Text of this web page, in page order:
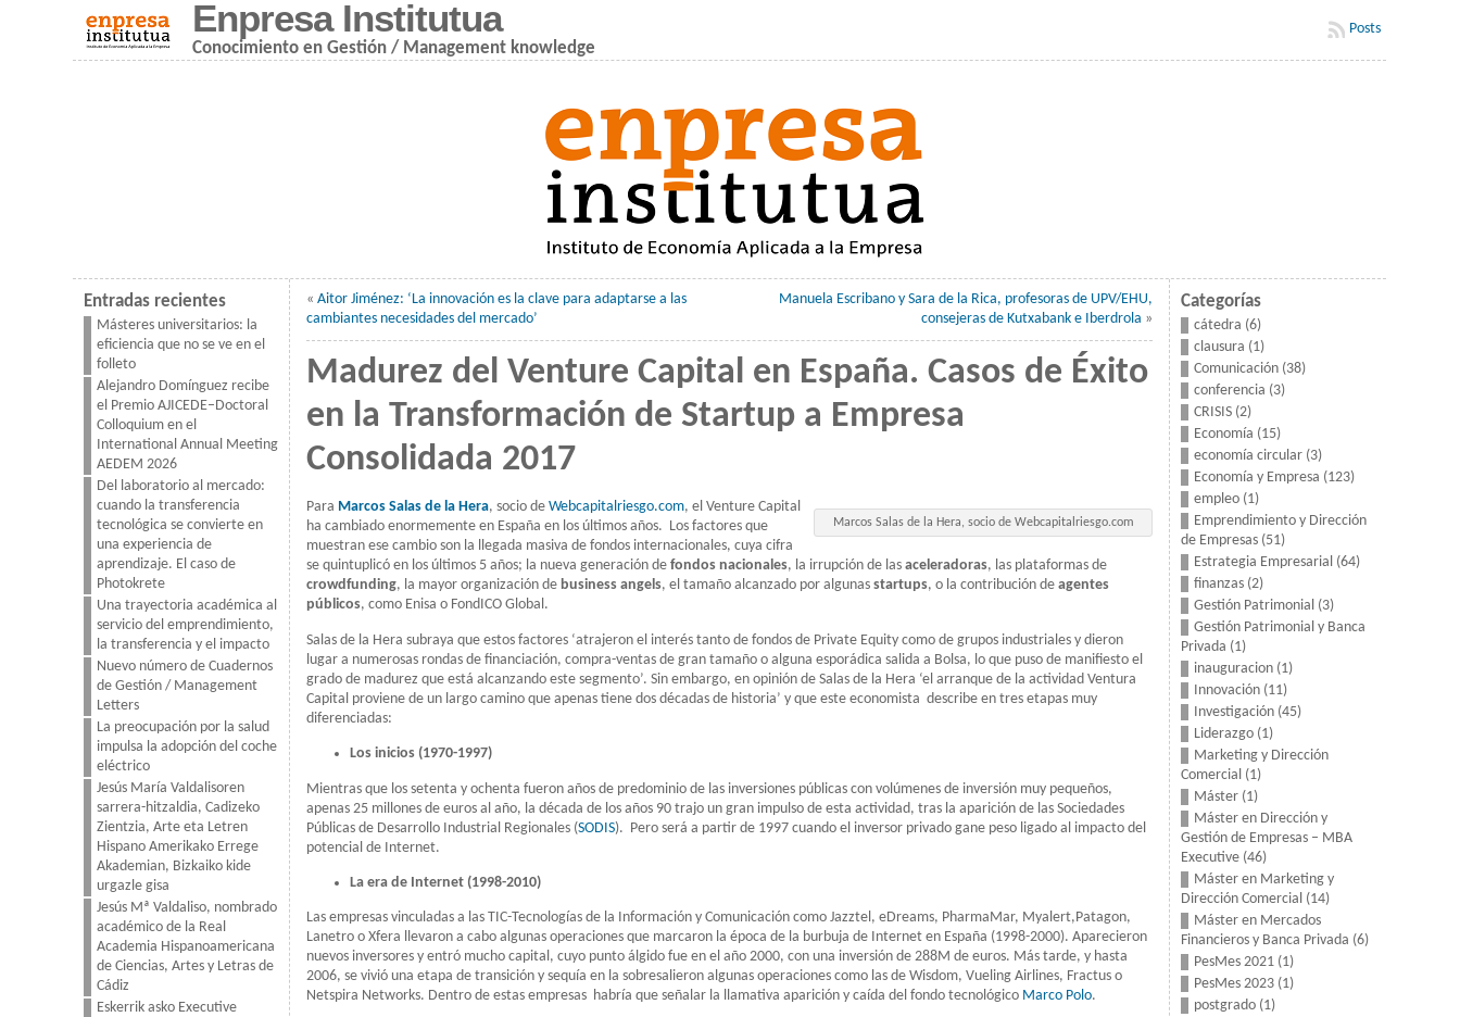
Enpresa Institutua
Conocimiento en Gestión / Management knowledge
Posts
Entradas recientes
Másteres universitarios: la
eficiencia que no se ve en el
folleto
Alejandro Domínguez recibe
el Premio AJICEDE–Doctoral
Colloquium en el
International Annual Meeting
AEDEM 2026
Del laboratorio al mercado:
cuando la transferencia
tecnológica se convierte en
una experiencia de
aprendizaje. El caso de
Photokrete
Una trayectoria académica al
servicio del emprendimiento,
la transferencia y el impacto
Nuevo número de Cuadernos
de Gestión / Management
Letters
La preocupación por la salud
impulsa la adopción del coche
eléctrico
Jesús María Valdalisoren
sarrera-hitzaldia, Cadizeko
Zientzia, Arte eta Letren
Hispano Amerikako Errege
Akademian, Bizkaiko kide
urgazle gisa
Jesús Mª Valdaliso, nombrado
académico de la Real
Academia Hispanoamericana
de Ciencias, Artes y Letras de
Cádiz
Eskerrik asko Executive
«Aitor Jiménez: ‘La innovación es la clave para adaptarse a las
cambiantes necesidades del mercado’
Manuela Escribano y Sara de la Rica, profesoras de UPV/EHU,
consejeras de Kutxabank e Iberdrola »
Madurez del Venture Capital en España. Casos de Éxito
en la Transformación de Startup a Empresa
Consolidada 2017
Marcos Salas de la Hera, socio de Webcapitalriesgo.com
Para Marcos Salas de la Hera, socio deWebcapitalriesgo.com, el Venture Capital
ha cambiado enormemente en España en los últimos años. Los factores que
muestran ese cambio son la llegada masiva de fondos internacionales, cuya cifra
se quintuplicó en los últimos 5 años; la nueva generación defondos nacionales, la irrupción de lasaceleradoras, las plataformas de
crowdfunding, la mayor organización debusiness angels, el tamaño alcanzado por algunasstartups, o la contribución deagentes
públicos, como Enisa o FondICO Global.
Salas de la Hera subraya que estos factores ‘atrajeron el interés tanto de fondos de Private Equity como de grupos industriales y dieron
lugar a numerosas rondas de financiación, compra-ventas de gran tamaño o alguna esporádica salida a Bolsa, lo que puso de manifiesto el
grado de madurez que está alcanzando este segmento’. Sin embargo, en opinión de Salas de la Hera ‘el arranque de la actividad Ventura
Capital proviene de un largo camino que apenas tiene dos décadas de historia’ y que este economista describe en tres etapas muy
diferenciadas:
Los inicios (1970-1997)
Mientras que los setenta y ochenta fueron años de predominio de las inversiones públicas con volúmenes de inversión muy pequeños,
apenas 25 millones de euros al año, la década de los años 90 trajo un gran impulso de esta actividad, tras la aparición de las Sociedades
Públicas de Desarrollo Industrial Regionales (SODIS). Pero será a partir de 1997 cuando el inversor privado gane peso ligado al impacto del
potencial de Internet.
La era de Internet (1998-2010)
Las empresas vinculadas a las TIC-Tecnologías de la Información y Comunicación como Jazztel, eDreams, PharmaMar, Myalert,Patagon,
Lanetro o Xfera llevaron a cabo algunas operaciones que marcaron la época de la burbuja de Internet en España (1998-2000). Aparecieron
nuevos inversores y entró mucho capital, cuyo punto álgido fue en el año 2000, con una inversión de 288M de euros. Más tarde, y hasta
2006, se vivió una etapa de transición y sequía en la sobresalieron algunas operaciones como las de Wisdom, Vueling Airlines, Fractus o
Netspira Networks. Dentro de estas empresas habría que señalar la llamativa aparición y caída del fondo tecnológico Marco Polo.
Categorías
cátedra (6)
clausura (1)
Comunicación (38)
conferencia (3)
CRISIS (2)
Economía (15)
economía circular (3)
Economía y Empresa (123)
empleo (1)
Emprendimiento y Dirección
de Empresas (51)
Estrategia Empresarial (64)
finanzas (2)
Gestión Patrimonial (3)
Gestión Patrimonial y Banca
Privada (1)
inauguracion (1)
Innovación (11)
Investigación (45)
Liderazgo (1)
Marketing y Dirección
Comercial (1)
Máster (1)
Máster en Dirección y
Gestión de Empresas – MBA
Executive (46)
Máster en Marketing y
Dirección Comercial (14)
Máster en Mercados
Financieros y Banca Privada (6)
PesMes 2021 (1)
PesMes 2023 (1)
postgrado (1)